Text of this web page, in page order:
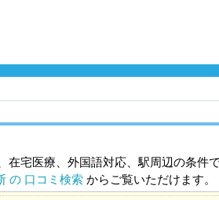
在宅医療、外国語対応、駅周辺の条件
の 口コミ検索 からご覧いただけます。